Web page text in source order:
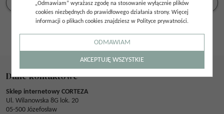
Dane kontaktowe
Sklep internetowy CORTEZA
Ul. Wilanowska 8G lok. 20
05-500 Józefosław
„Odmawiam” wyrażasz zgodę na stosowanie wyłącznie plików
cookies niezbędnych do prawidłowego działania strony. Więcej
informacji o plikach cookies znajdziesz w Polityce prywatności.
ODMAWIAM
AKCEPTUJĘ WSZYSTKIE